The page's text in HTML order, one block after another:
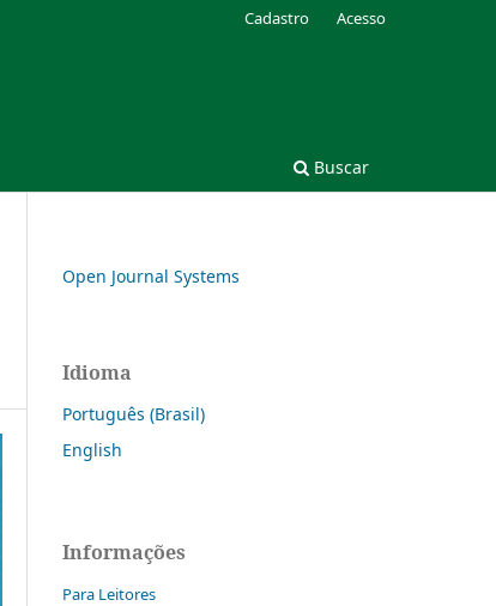
Buscar
Cadastro Acesso
Open Journal Systems
Idioma
Português (Brasil)
English
Informações
Para Leitores